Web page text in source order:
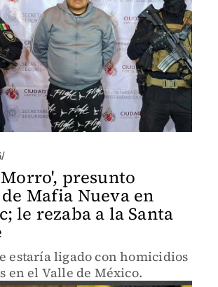
Morro', presunto
Mafia Nueva en
le rezaba a la Santa
estaría ligado con homicidios
en el Valle de México.